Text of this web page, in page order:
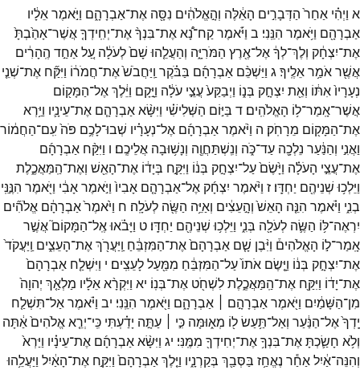
א וַיְהִ֗י אַחַר֙ הַדְּבָרִ֣ים הָאֵ֔לֶּה וְהָ֣אֱלֹהִ֔ים נִסָּ֖ה אֶת־אַבְרָהָ֑ם וַיֹּ֣אמֶראֵלָ֔יו
אַבְרָהָ֖ם וַיֹּ֥אמֶר הִנֵּֽנִי׃ ב וַיֹּ֡אמֶרקַח־נָ֠אאֶת־בִּנְךָ֨אֶת־יְחִֽידְךָ֤אֲשֶׁר־אָהַ֙בְתָּ֙
אֶת־יִצְחָ֔ק וְלֶךְ־לְךָ֔אֶל־אֶ֖רֶץ הַמֹּרִיָּ֑ה וְהַעֲלֵ֤הוּ שָׁם֙לְעֹלָ֔ה עַ֚לאַחַ֣ד הֶֽהָרִ֔ים
אֲשֶׁ֖ראֹמַ֥ראֵלֶֽיךָ׃ג וַיַּשְׁכֵּ֨ם אַבְרָהָ֜ם בַּבֹּ֗קֶר וַֽיַּחֲבֹשׁ֙אֶת־חֲמֹר֔וֹ וַיִּקַּ֞ח אֶת־שְׁנֵ֤י
נְעָרָיו֙אִתּ֔וֹ וְאֵ֖ת יִצְחָ֣ק בְּנ֑וֹ וַיְבַקַּע֙עֲצֵ֣י עֹלָ֔ה וַיָּ֣קָם וַיֵּ֔לֶךְאֶל־הַמָּק֖וֹם
אֲשֶׁר־אָֽמַר־ל֥וֹ הָאֱלֹהִֽים׃ ד בַּיּ֣וֹם הַשְּׁלִישִׁ֗י וַיִּשָּׂ֨אאַבְרָהָ֧ם אֶת־עֵינָ֛יו וַיַּ֥רְא
אֶת־הַמָּק֖וֹם מֵרָחֹֽק׃ ה וַיֹּ֨אמֶראַבְרָהָ֜ם אֶל־נְעָרָ֗יו שְׁבוּ־לָכֶ֥ם פֹּה֙עִֽם־הַחֲמ֔וֹר
וַאֲנִ֣י וְהַנַּ֔עַר נֵלְכָ֖ה עַד־כֹּ֑ה וְנִֽשְׁתַּחֲוֶ֖ה וְנָשׁ֥וּבָה אֲלֵיכֶֽם׃ ו וַיִּקַּ֨ח אַבְרָהָ֜ם
אֶת־עֲצֵ֣י הָעֹלָ֗ה וַיָּ֙שֶׂם֙עַל־יִצְחָ֣ק בְּנ֔וֹ וַיִּקַּ֣ח בְּיָד֔וֹ אֶת־הָאֵ֖שׁ וְאֶת־הַֽמַּאֲכֶ֑לֶת
וַיֵּלְכ֥וּ שְׁנֵיהֶ֖ם יַחְדָּֽו׃ ז וַיֹּ֨אמֶר יִצְחָ֜ק אֶל־אַבְרָהָ֤ם אָבִיו֙ וַיֹּ֣אמֶראָבִ֔י וַיֹּ֖אמֶר הִנֶּ֣נִּֽי
בְנִ֑י וַיֹּ֗אמֶר הִנֵּ֤ה הָאֵשׁ֙ וְהָ֣עֵצִ֔ים וְאַיֵּ֥ה הַשֶּׂ֖ה לְעֹלָֽה׃ ח וַיֹּ֙אמֶר֙אַבְרָהָ֔ם אֱלֹהִ֞ים
יִרְאֶה־לּ֥וֹ הַשֶּׂ֛ה לְעֹלָ֖ה בְּנִ֑י וַיֵּלְכ֥וּ שְׁנֵיהֶ֖ם יַחְדָּֽו׃ ט וַיָּבֹ֗אוּאֶֽל־הַמָּקוֹם֮אֲשֶׁ֣ר
אָֽמַר־ל֣וֹ הָאֱלֹהִים֒ וַיִּ֨בֶן שָׁ֤ם אַבְרָהָם֙אֶת־הַמִּזְבֵּ֔חַ וַֽיַּעֲרֹ֖ךְאֶת־הָעֵצִ֑ים וַֽיַּעֲקֹד֙
אֶת־יִצְחָ֣ק בְּנ֔וֹ וַיָּ֤שֶׂם אֹתוֹ֙עַל־הַמִּזְבֵּ֔חַ מִמַּ֖עַללָעֵצִֽים׃ י וַיִּשְׁלַ֤ח אַבְרָהָם֙
אֶת־יָד֔וֹ וַיִּקַּ֖ח אֶת־הַֽמַּאֲכֶ֑לֶתלִשְׁחֹ֖ט אֶת־בְּנֽוֹ׃ יא וַיִּקְרָ֨אאֵלָ֜יו מַלְאַ֤ךְ יְהוָה֙
מִן־הַשָּׁמַ֔יִם וַיֹּ֖אמֶראַבְרָהָ֣ם ׀ אַבְרָהָ֑ם וַיֹּ֖אמֶר הִנֵּֽנִי׃ יב וַיֹּ֗אמֶראַל־תִּשְׁלַ֤ח
יָֽדְךָ֙אֶל־הַנַּ֔עַר וְאַל־תַּ֥עַשׂל֖וֹ מְא֑וּמָּה כִּ֣י ׀ עַתָּ֣ה יָדַ֗עְתִּי כִּֽי־יְרֵ֤אאֱלֹהִים֙אַ֔תָּה
וְלֹ֥א חָשַׂ֛כְתָּאֶת־בִּנְךָ֥אֶת־יְחִידְךָ֖ מִמֶּֽנִּי׃ יג וַיִּשָּׂ֨אאַבְרָהָ֜ם אֶת־עֵינָ֗יו וַיַּרְא֙
וְהִנֵּה־אַ֔יִלאַחַ֕ר נֶאֱחַ֥ז בַּסְּבַ֖ךְ בְּקַרְנָ֑יו וַיֵּ֤לֶךְאַבְרָהָם֙ וַיִּקַּ֣ח אֶת־הָאַ֔יִל וַיַּעֲלֵ֥הוּ